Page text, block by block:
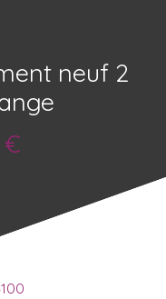
neuf 2
€